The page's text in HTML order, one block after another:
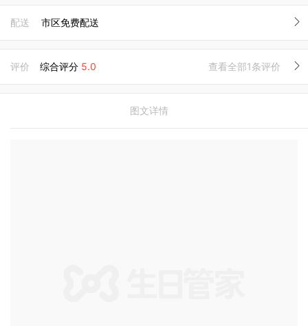
配送 市区免费配送
评价 综合评分 5.0 查看全部1条评价
图文详情